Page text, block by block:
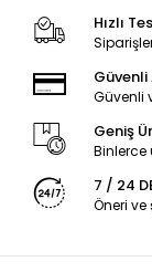
Hızlı
Güvenli
Güvenli
Geniş
7 / 24
Öneri ve